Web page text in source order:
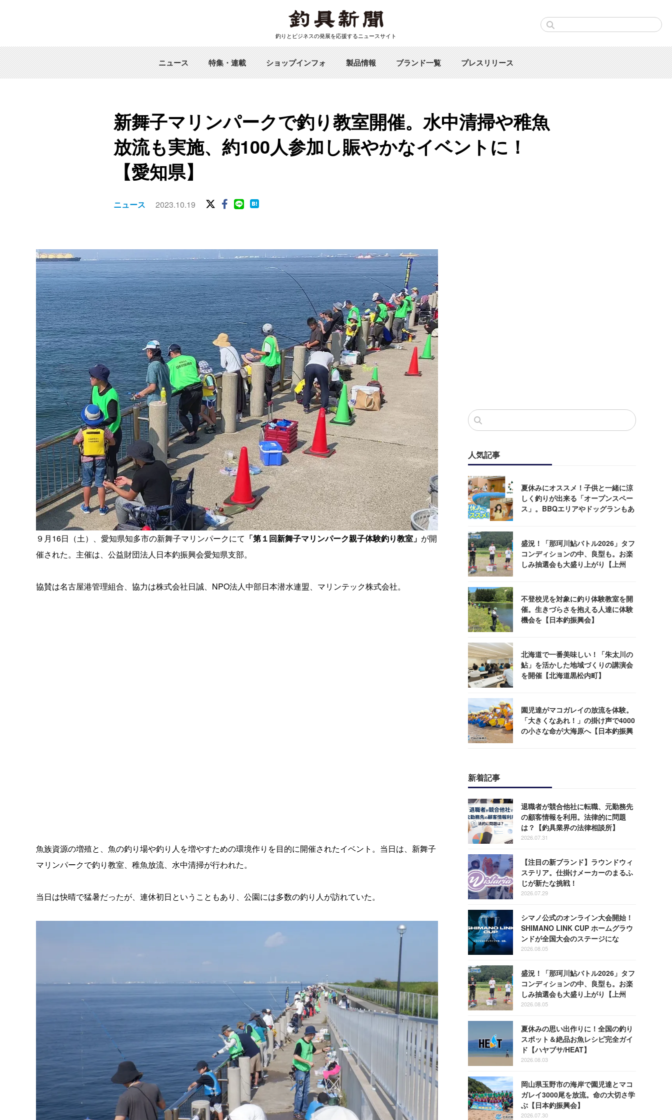
釣りとビジネスの発展を応援するニュースサイト
ニュース 特集・連載 ショップインフォ 製品情報 ブランド一覧 プレスリリース
新舞子マリンパークで釣り教室開催。水中清掃や稚魚
放流も実施、約100人参加し賑やかなイベントに！
【愛知県】
ニュース 2023.10.19
９月16日（土）、愛知県知多市の新舞子マリンパークにて 「第１回新舞子マリンパーク親子体験釣り教室」 が開
催された。主催は、公益財団法人日本釣振興会愛知県支部。
協賛は名古屋港管理組合、協力は株式会社日誠、NPO法人中部日本潜水連盟、マリンテック株式会社。
魚族資源の増殖と、魚の釣り場や釣り人を増やすための環境作りを目的に開催されたイベント。当日は、新舞子
マリンパークで釣り教室、稚魚放流、水中清掃が行われた。
当日は快晴で猛暑だったが、連休初日ということもあり、公園には多数の釣り人が訪れていた。
人気記事
夏休みにオススメ！子供と一緒に涼
しく釣りが出来る「オープンスペー
ス」。BBQエリアやドッグランもあ
盛況！「那珂川鮎バトル2026」タフ
コンディションの中、良型も。お楽
しみ抽選会も大盛り上がり【上州
不登校児を対象に釣り体験教室を開
催。生きづらさを抱える人達に体験
機会を【日本釣振興会】
北海道で一番美味しい！「朱太川の
鮎」を活かした地域づくりの講演会
を開催【北海道黒松内町】
園児達がマコガレイの放流を体験。
「大きくなあれ！」の掛け声で4000
の小さな命が大海原へ【日本釣振興
新着記事
退職者が競合他社に転職、元勤務先
の顧客情報を利用。法律的に問題
は？【釣具業界の法律相談所】
2026.07.31
【注目の新ブランド】ラウンドウィ
ステリア。仕掛けメーカーのまるふ
じが新たな挑戦！
2026.07.29
シマノ公式のオンライン大会開始！
SHIMANO LINK CUP ホームグラウ
ンドが全国大会のステージにな
る！
2026.08.05
盛況！「那珂川鮎バトル2026」タフ
コンディションの中、良型も。お楽
しみ抽選会も大盛り上がり【上州
屋】
2026.08.05
夏休みの思い出作りに！全国の釣り
スポット＆絶品お魚レシピ完全ガイ
ド【ハヤブサ/HEAT】
2026.08.03
岡山県玉野市の海岸で園児達とマコ
ガレイ3000尾を放流。命の大切さ学
ぶ【日本釣振興会】
2026.07.30